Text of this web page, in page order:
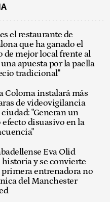
el restaurante de
que ha ganado el
de mejor local frente al
apuesta por la paella
tradicional"
Coloma instalará más
de videovigilancia
ciudad: "Generan un
efecto disuasivo en la
Eva Olid
historia y se convierte
primera entrenadora no
del Manchester